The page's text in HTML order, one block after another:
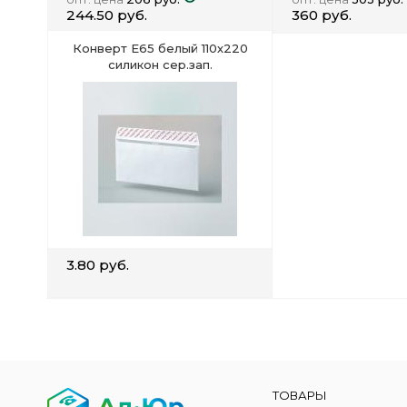
244.50 руб. 360 руб.
Конверт Е65 белый 110х220
силикон сер.зап.
3.80 руб.
ТОВАРЫ